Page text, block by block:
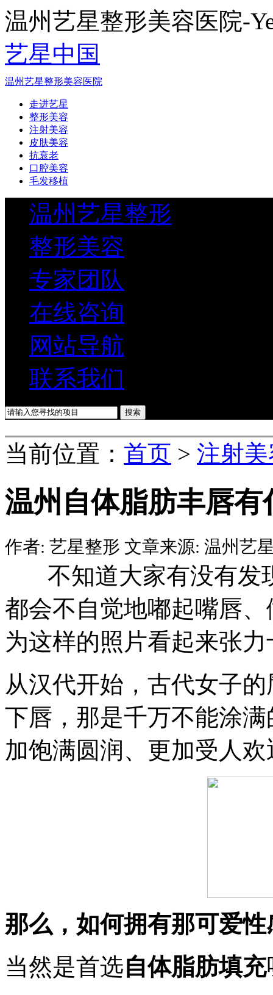
温州艺星整形美容医院-
艺星中国
温州艺星整形美容医院
走进艺星
整形美容
注射美容
皮肤美容
抗衰老
口腔美容
毛发移植
温州艺星整形
整形美容
专家团队
在线咨询
网站导航
联系我们
当前位置： 首页 > 注射
温州自体脂肪丰唇有
作者: 艺星整形 文章来源: 温州艺
不知道大家有没有发
都会不自觉地嘟起嘴唇
为这样的照片看起来张
从汉代开始，古代女子
下唇，那是千万不能涂
加饱满圆润、更加受人欢
那么，如何拥有那可爱
当然是首选自体脂肪填充